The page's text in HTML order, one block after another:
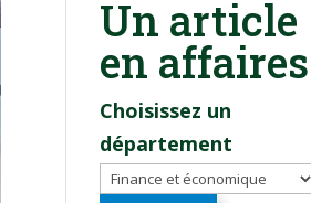
Un article
en affaires
Choisissez un
département